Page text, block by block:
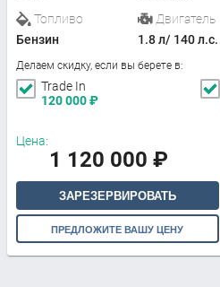
Топливо
Бензин
Двигатель
1.8 л/ 140 л.с.
Делаем скидку, если вы берете в:
Trade In
120 000₽
Цена:
1 120 000 ₽
ЗАРЕЗЕРВИРОВАТЬ
ПРЕДЛОЖИТЕ ВАШУ ЦЕНУ